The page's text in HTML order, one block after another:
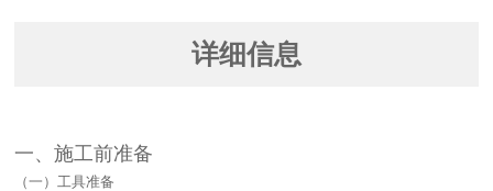
详细信息
一、施工前准备​
（一）工具准备​